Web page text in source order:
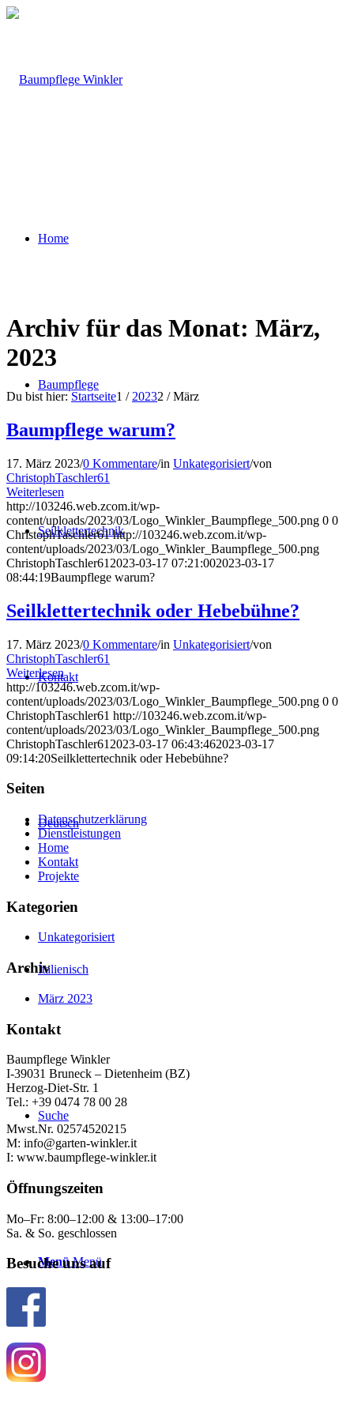
Home
Baumpflege
Seilklettertechnik
Kontakt
Deutsch
Italienisch
Suche
Menü Menü
Archiv für das Monat: März,
2023
Du bist hier: Startseite1 / 20232 / März
Baumpflege warum?
17. März 2023/0 Kommentare/in Unkategorisiert/von
ChristophTaschler61
Weiterlesen
http://103246.web.zcom.it/wp-
content/uploads/2023/03/Logo_Winkler_Baumpflege_500.png 0 0
ChristophTaschler61 http://103246.web.zcom.it/wp-
content/uploads/2023/03/Logo_Winkler_Baumpflege_500.png
ChristophTaschler61 2023-03-17 07:21:002023-03-17
08:44:19Baumpflege warum?
Seilklettertechnik oder Hebebühne?
17. März 2023/0 Kommentare/in Unkategorisiert/von
ChristophTaschler61
Weiterlesen
http://103246.web.zcom.it/wp-
content/uploads/2023/03/Logo_Winkler_Baumpflege_500.png 0 0
ChristophTaschler61 http://103246.web.zcom.it/wp-
content/uploads/2023/03/Logo_Winkler_Baumpflege_500.png
ChristophTaschler61 2023-03-17 06:43:462023-03-17
09:14:20Seilklettertechnik oder Hebebühne?
Seiten
Datenschutzerklärung
Dienstleistungen
Home
Kontakt
Projekte
Kategorien
Unkategorisiert
Archiv
März 2023
Kontakt
Baumpflege Winkler
I-39031 Bruneck – Dietenheim (BZ)
Herzog-Diet-Str. 1
Tel.: +39 0474 78 00 28
Mwst.Nr. 02574520215
M: info@garten-winkler.it
I: www.baumpflege-winkler.it
Öffnungszeiten
Mo–Fr: 8:00–12:00 & 13:00–17:00
Sa. & So. geschlossen
Besuche uns auf